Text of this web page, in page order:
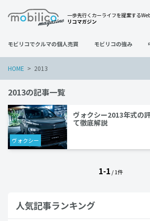
一歩先行くカーライフを提案する
リコマガジン
モビリコでクルマの個人売買 モビリコの強み
HOME 2013
2013の記事一覧
ヴォクシー
ヴォクシー2013年式の
て徹底解説
1-1 / 1件
人気記事ランキング